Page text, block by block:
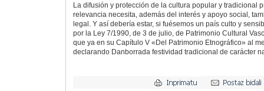
La difusión y protección de la cultura popular y tradicional
relevancia necesita, además del interés y apoyo social,
legal. Y así debería estar, si fuésemos un país culto y
por la Ley 7/1990, de 3 de julio, de Patrimonio Cultural
que ya en su Capítulo V «Del Patrimonio Etnográfico» al
declarando Danborrada festividad tradicional de carácter